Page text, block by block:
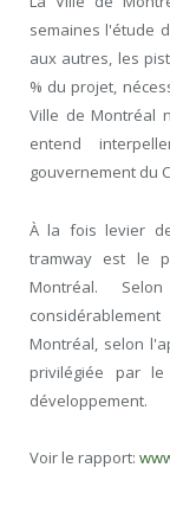
semaines l'étude
aux autres, les
% du projet,
Ville de Montréal
entend
gouvernement du
À la fois levier
tramway est le
Montréal.
Montréal, selon
privilégiée par
développement.
Voir le rapport: